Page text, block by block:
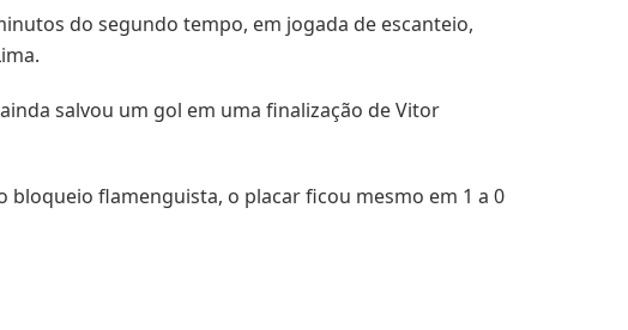
do segundo tempo, em jogada de escanteio,
salvou um gol em uma finalização de Vitor
bloqueio flamenguista, o placar ficou mesmo em 1 a 0